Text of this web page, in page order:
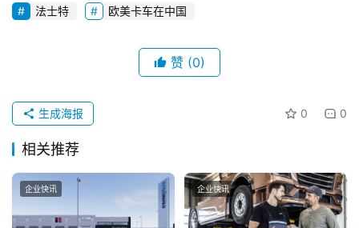
题
社
注册
法士特 欧美卡车在中国
赞 (0)
0 0
生成海报
相关推荐
企业快讯 企业快讯